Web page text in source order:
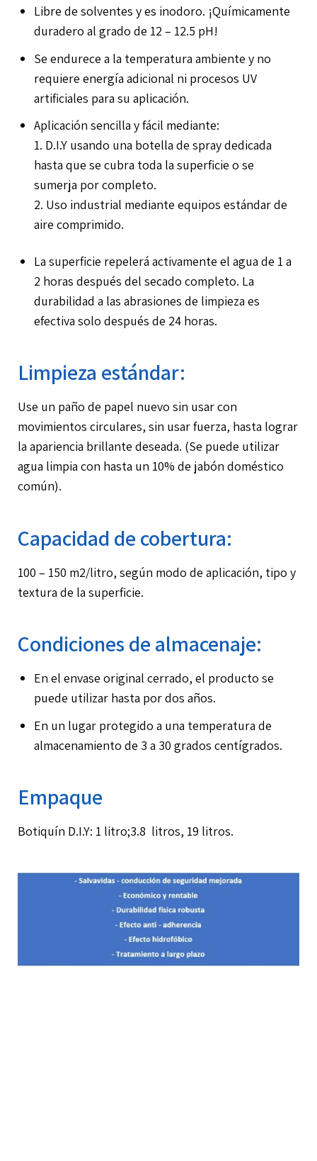
Libre de solventes y es inodoro. ¡Químicamente
duradero al grado de 12 – 12.5 pH!
Se endurece a la temperatura ambiente y no
requiere energía adicional ni procesos UV
artificiales para su aplicación.
Aplicación sencilla y fácil mediante:
1. D.I.Y usando una botella de spray dedicada
hasta que se cubra toda la superficie o se
sumerja por completo.
2. Uso industrial mediante equipos estándar de
aire comprimido.
La superficie repelerá activamente el agua de 1 a
2 horas después del secado completo. La
durabilidad a las abrasiones de limpieza es
efectiva solo después de 24 horas.
Limpieza estándar:
Use un paño de papel nuevo sin usar con
movimientos circulares, sin usar fuerza, hasta lograr
la apariencia brillante deseada. (Se puede utilizar
agua limpia con hasta un 10% de jabón doméstico
común).
Capacidad de cobertura:
100 – 150 m2/litro, según modo de aplicación, tipo y
textura de la superficie.
Condiciones de almacenaje:
En el envase original cerrado, el producto se
puede utilizar hasta por dos años.
En un lugar protegido a una temperatura de
almacenamiento de 3 a 30 grados centígrados.
Empaque
Botiquín D.I.Y: 1 litro;3.8 litros, 19 litros.